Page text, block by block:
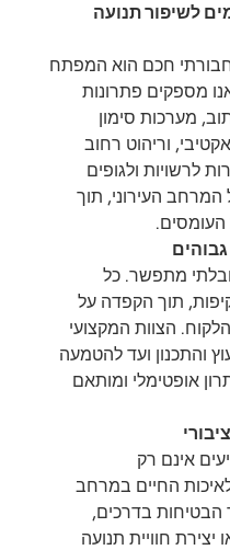
לשיפור תנועה
חכם הוא המפתח
מספקים פתרונות
מערכות סימון
וריהוט רחוב
לרשויות ולגופים
המרחב העירוני, תוך
ובלתי מתפשר. כל
תוך הקפדה על
הצוות המקצועי
והתכנון ועד להטמעה
אופטימלי ומותאם
אינם רק
החיים במרחב
הבטיחות בדרכים,
חוויית תנועה